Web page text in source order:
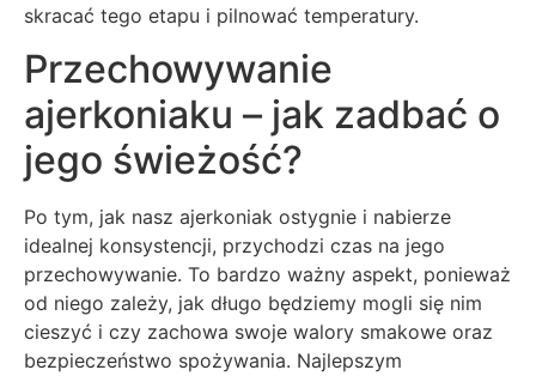
skracać tego etapu i pilnować temperatury.
Przechowywanie
ajerkoniaku – jak zadbać o
jego świeżość?
Po tym, jak nasz ajerkoniak ostygnie i nabierze
idealnej konsystencji, przychodzi czas na jego
przechowywanie. To bardzo ważny aspekt, ponieważ
od niego zależy, jak długo będziemy mogli się nim
cieszyć i czy zachowa swoje walory smakowe oraz
bezpieczeństwo spożywania. Najlepszym